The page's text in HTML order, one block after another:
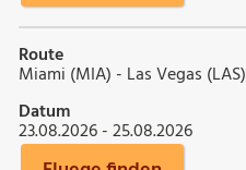
Route
Miami (MIA) - Las Vegas (LAS)
Datum
23.08.2026 - 25.08.2026